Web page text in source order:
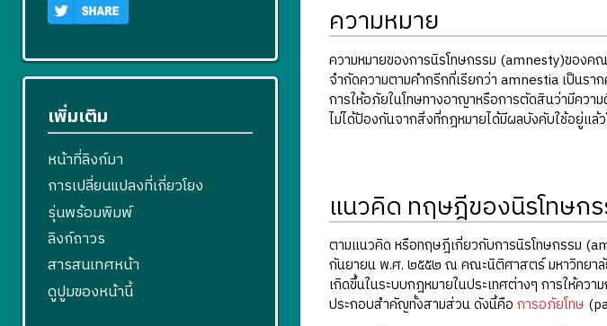
ความหมาย
ความหมายของการนิรโทษกรรม (amnesty)ของ
จำกัดความตามคำกรีกที่เรียกว่า amnestia เป็นรา
การให้อภัยในโทษทางอาญาหรือการตัดสินว่ามีควา
ไม่ได้ป้องกันจากสิ่งที่กฎหมายได้มีผลบังคับใช้อยู่แล้
แนวคิด ทฤษฎีของนิรโทษก
ตามแนวคิด หรือทฤษฎีเกี่ยวกับการนิรโทษกรรม
กันยายน พ.ศ. ๒๕๕๒ ณ คณะนิติศาสตร์ มหาวิทยาลั
เกิดขึ้นในระบบกฎหมายในประเทศต่างๆ การให้ค
ประกอบสำคัญทั้งสามส่วน ดังนี้คือ การอภัยโทษ
เพิ่มเติม
หน้าที่ลิงก์มา
การเปลี่ยนแปลงที่เกี่ยวโยง
รุ่นพร้อมพิมพ์
ลิงก์ถาวร
สารสนเทศหน้า
ดูปูมของหน้านี้